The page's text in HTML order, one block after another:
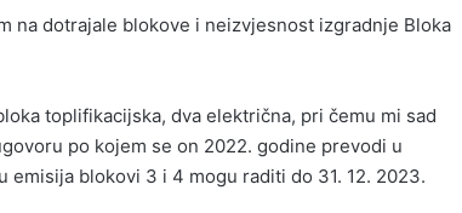
na dotrajale blokove i neizvjesnost izgradnje Bloka
toplifikacijska, dva električna, pri čemu mi sad
po kojem se on 2022. godine prevodi u
blokovi 3 i 4 mogu raditi do 31. 12. 2023.